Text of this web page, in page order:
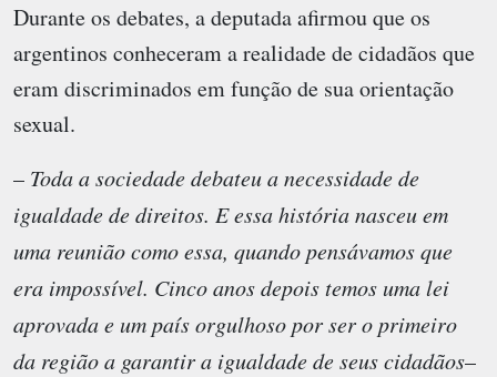
Durante os debates, a deputada afirmou que os
argentinos conheceram a realidade de cidadãos que
eram discriminados em função de sua orientação
sexual.
– Toda a sociedade debateu a necessidade de
igualdade de direitos. E essa história nasceu em
uma reunião como essa, quando pensávamos que
era impossível. Cinco anos depois temos uma lei
aprovada e um país orgulhoso por ser o primeiro
da região a garantir a igualdade de seus cidadãos–